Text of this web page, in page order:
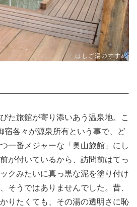
た旅館が寄り添いあう温泉地。こ
宿各々が源泉所有という事で、ど
一番メジャーな「奥山旅館」にし
が付いているから、訪問前はてっ
クみたいに真っ黒な泥を塗り付け
そうではありませんでした。昔、
りたくても、その湯の透明さに恥